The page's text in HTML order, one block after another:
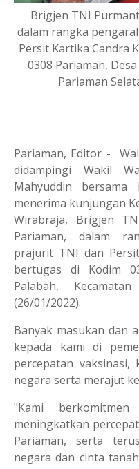
Brigjen TNI
dalam rangka
Persit Kartika Candra
0308 Pariaman,
Pariaman
Pariaman, Editor -
didampingi Wakil
Mahyuddin bersama
menerima kunjungan
Wirabraja, Brigjen
Pariaman, dalam
prajurit TNI dan
bertugas di Kodim
Palabah,
(26/01/2022).
Banyak masukan dan
kepada kami di
percepatan
negara serta merajut
"Kami
meningkatkan
Pariaman, serta
negara dan cinta